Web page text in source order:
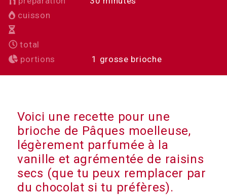
cuisson
total
portions
1 grosse brioche
Voici une recette pour une
brioche de Pâques moelleuse,
légèrement parfumée à la
vanille et agrémentée de raisins
secs (que tu peux remplacer par
du chocolat si tu préfères).